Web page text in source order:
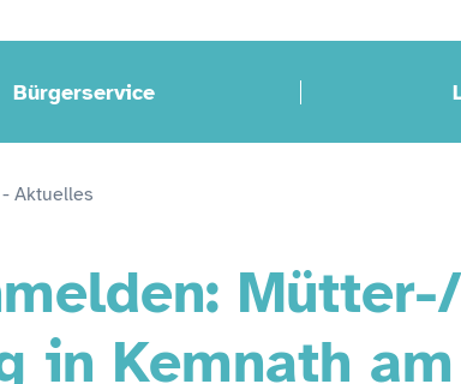
Bürgerservice
- Aktuelles
in Kemnath